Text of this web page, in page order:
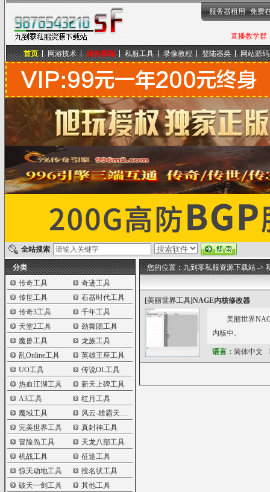
九到零私服资源下载站
直播教学群
服务器租用 免费
首页 网游技术 服务器端 私服工具 录像教程 登陆器类 网站源码
全站搜索
分类
传奇工具
奇迹工具
传世工具
石器时代工具
传奇3工具
千年工具
天堂2工具
劲舞团工具
魔兽工具
龙族工具
乱Online工具
英雄王座工具
UO工具
传说OL工具
热血江湖工具
新天上碑工具
A3工具
红月工具
魔域工具
风云-雄霸天下工具
完美世界工具
真封神工具
冒险岛工具
天龙八部工具
机战工具
征途工具
惊天动地工具
投名状工具
破天一剑工具
其他工具
您的位置：九到零私服资源下载站->
[美丽世界工具]NAGE内核修改器
美丽世界
内核中。
语言： 简体中文